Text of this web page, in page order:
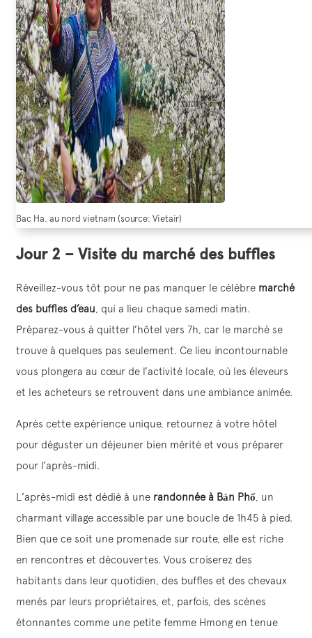
Bac Ha. au nord vietnam (source: Vietair)
Jour 2 – Visite du marché des buffles
Réveillez-vous tôt pour ne pas manquer le célèbre marché
des buffles d’eau , qui a lieu chaque samedi matin.
Préparez-vous à quitter l’hôtel vers 7h, car le marché se
trouve à quelques pas seulement. Ce lieu incontournable
vous plongera au cœur de l’activité locale, où les éleveurs
et les acheteurs se retrouvent dans une ambiance animée.
Après cette expérience unique, retournez à votre hôtel
pour déguster un déjeuner bien mérité et vous préparer
pour l’après-midi.
L’après-midi est dédié à une randonnée à Bản Phố , un
charmant village accessible par une boucle de 1h45 à pied.
Bien que ce soit une promenade sur route, elle est riche
en rencontres et découvertes. Vous croiserez des
habitants dans leur quotidien, des buffles et des chevaux
menés par leurs propriétaires, et, parfois, des scènes
étonnantes comme une petite femme Hmong en tenue